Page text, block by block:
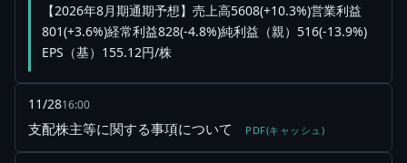
【2026年8月期通期予想】売上高5608(+10.3%)営業利益
801(+3.6%)経常利益828(-4.8%)純利益（親）516(-13.9%)
EPS（基）155.12円/株
11/2816:00
支配株主等に関する事項について PDF(キャッシュ)